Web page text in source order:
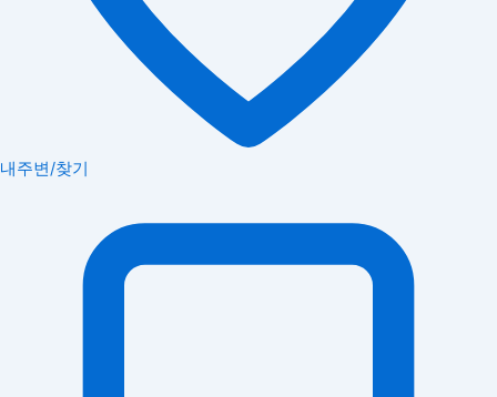
내주변/찾기